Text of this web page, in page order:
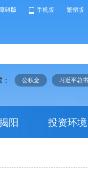
碍版 手机版 繁體版
公积金 习近平总
阳 投资环境